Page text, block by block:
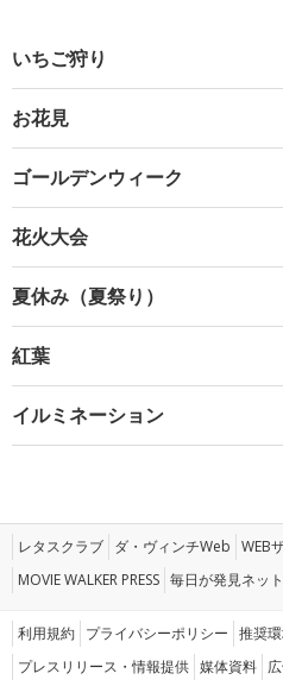
いちご狩り
お花見
ゴールデンウィーク
花火大会
夏休み（夏祭り）
紅葉
イルミネーション
レタスクラブ ダ・ヴィンチWeb WEB
MOVIE WALKER PRESS 毎日が発見ネット
利用規約 プライバシーポリシー 推奨
プレスリリース・情報提供 媒体資料